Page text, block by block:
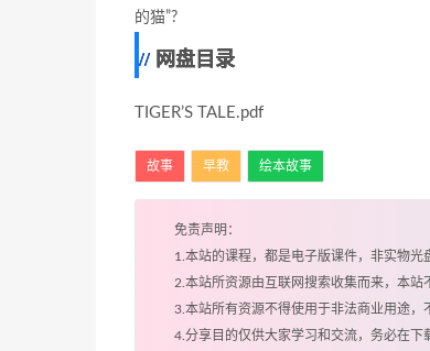
的猫”?
网盘目录
TIGER’S TALE.pdf
故事 早教 绘本故事
免责声明：
1.本站的课程，都是电子版课件，非实物光
2.本站所资源由互联网搜索收集而来，本站
3.本站所有资源不得使用于非法商业用途，
4.分享目的仅供大家学习和交流，务必在下